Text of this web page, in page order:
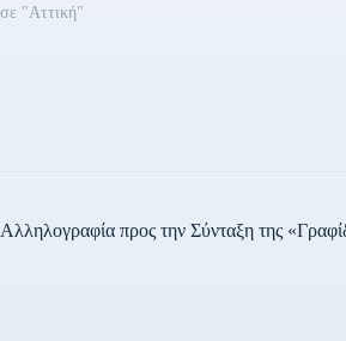
σε "Αττική"
Αλληλογραφία προς την Σύνταξη της